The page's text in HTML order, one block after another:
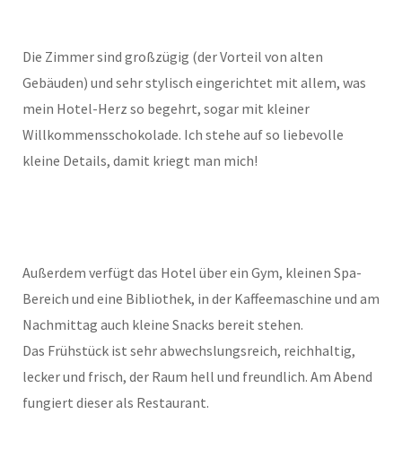
Die Zimmer sind großzügig (der Vorteil von alten
Gebäuden) und sehr stylisch eingerichtet mit allem, was
mein Hotel-Herz so begehrt, sogar mit kleiner
Willkommensschokolade. Ich stehe auf so liebevolle
kleine Details, damit kriegt man mich!
Außerdem verfügt das Hotel über ein Gym, kleinen Spa-
Bereich und eine Bibliothek, in der Kaffeemaschine und am
Nachmittag auch kleine Snacks bereit stehen.
Das Frühstück ist sehr abwechslungsreich, reichhaltig,
lecker und frisch, der Raum hell und freundlich. Am Abend
fungiert dieser als Restaurant.